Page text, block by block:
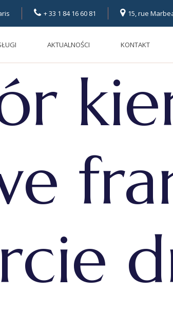
+ 33 1 84 16 60 81 15, rue
AKTUALNOŚCI KONTAKT